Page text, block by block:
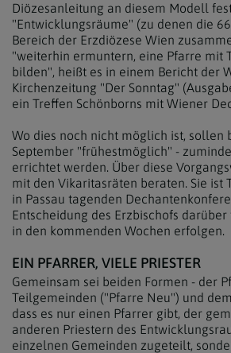
Diözesanleitung an diesem Modell
"Entwicklungsräume" (zu denen die
Bereich der Erzdiözese Wien
"weiterhin ermuntern, eine Pfarre mit
bilden", heißt es in einem Bericht der
Kirchenzeitung "Der Sonntag"
ein Treffen Schönborns mit Wiener
Wo dies noch nicht möglich ist, sollen
September "frühestmöglich" -
errichtet werden. Über diese
mit den Vikaritasräten beraten. Sie ist
in Passau tagenden
Entscheidung des Erzbischofs
in den kommenden Wochen erfolgen.
EIN PFARRER, VIELE PRIESTER
Gemeinsam sei beiden Formen - der
Teilgemeinden ("Pfarre Neu") und
dass es nur einen Pfarrer gibt, der
anderen Priestern des
einzelnen Gemeinden zugeteilt,